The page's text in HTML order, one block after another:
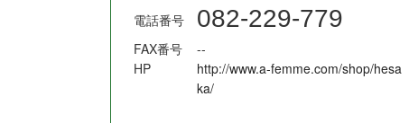
電話番号
082-229-779
FAX番号
--
HP
http://www.a-femme.com/shop/hesa
ka/